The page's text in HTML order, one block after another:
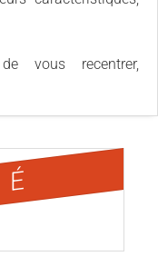
vous recentrer,